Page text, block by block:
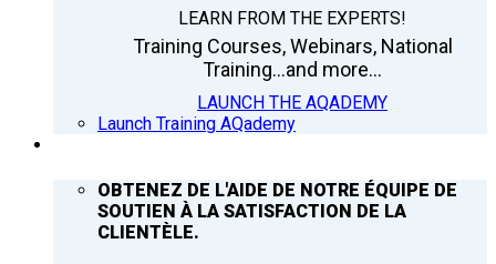
LEARN FROM THE EXPERTS!
Training Courses, Webinars, National
Training...and more...
LAUNCH THE AQADEMY
Launch Training AQademy
OBTENEZ DE L'AIDE DE NOTRE ÉQUIPE DE
SOUTIEN À LA SATISFACTION DE LA
CLIENTÈLE.